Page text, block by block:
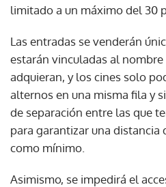
limitado a un máximo del 30
Las entradas se venderán
estarán vinculadas al
adquieran, y los cines solo
alternos en una misma fila y
de separación entre las que
para garantizar una distancia
como mínimo.
Asimismo, se impedirá el